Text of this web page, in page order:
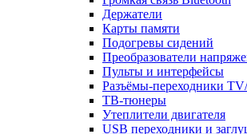
Держатели
Карты памяти
Подогревы сидений
Преобразователи
Пульты и интерфейсы
Разъёмы-переходники
ТВ-тюнеры
Утеплители двигателя
USB переходники и